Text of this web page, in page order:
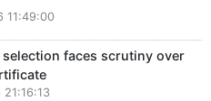
11:49:00
selection faces scrutiny over